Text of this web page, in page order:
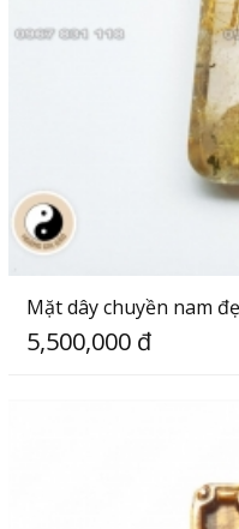
Mặt dây chuyền nam
5,500,000 đ